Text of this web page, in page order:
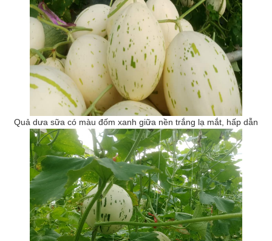
Quả dưa sữa có màu đốm xanh giữa nền trắng lạ mắt, hấp dẫn